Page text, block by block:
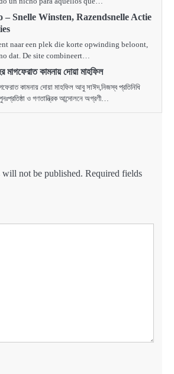
Snelle Winsten, Razendsnelle Actie
naar een plek die korte opwinding beloont,
dat. De site combineert…
মাগফেরাত কামনায় দোয়া মাহফিল
কামনায় দোয়া মাহফিল আবু সাঈদ,নিজস্ব প্রতিনিধি
ও গণতান্ত্রিক আন্দোলনে অগ্রণী…
will not be published. Required fields